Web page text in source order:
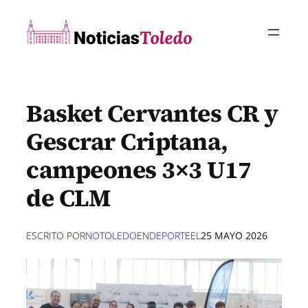
contenido
Basket Cervantes CR y
Gescrar Criptana,
campeones 3×3 U17
de CLM
ESCRITO PORNOTOLEDOENDEPORTEEL25 MAYO 2026